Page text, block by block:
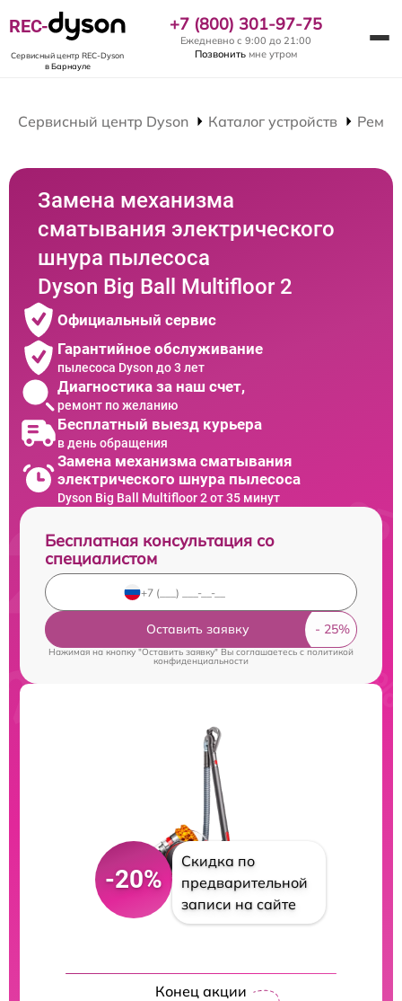
REC-
Сервисный центр REC-Dyson
в Барнауле
+7 (800) 301-97-75
Ежедневно с 9:00 до 21:00
Позвонить мне утром
Сервисный центр Dyson Каталог устройств
Замена механизма
сматывания электрического
шнура пылесоса
Dyson Big Ball Multifloor 2
Официальный сервис
Гарантийное обслуживание
пылесоса Dyson до 3 лет
Диагностика за наш счет,
ремонт по желанию
Бесплатный выезд курьера
в день обращения
Замена механизма сматывания
электрического шнура пылесоса
Dyson Big Ball Multifloor 2 от 35 минут
Бесплатная консультация со
специалистом
Оставить заявку
Нажимая на кнопку "Оставить заявку" Вы соглашаетесь cполитикой
конфиденциальности
-20%
Скидка по
предварительной
записи на сайте
Конец акции